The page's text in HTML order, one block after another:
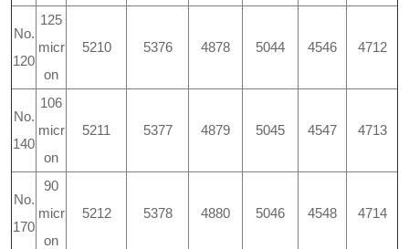
No.
120
125
micr
on
5210 5376 4878 5044 4546 4712
No.
140
106
micr
on
5211 5377 4879 5045 4547 4713
No.
170
90
micr
on
5212 5378 4880 5046 4548 4714